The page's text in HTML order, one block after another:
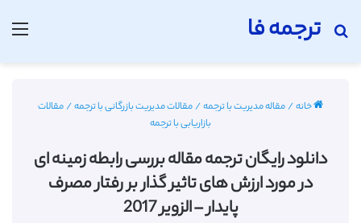
ترجمه فا
جستجو برای
خانه/مقاله مدیریت با ترجمه/مقالات مدیریت بازرگانی با ترجمه/مقالات
بازاریابی با ترجمه
دانلود رایگان ترجمه مقاله بررسی رابطه زمینه ای
در مورد ارزش های تاثیر گذار بر رفتار مصرف
پایدار – الزویر 2017